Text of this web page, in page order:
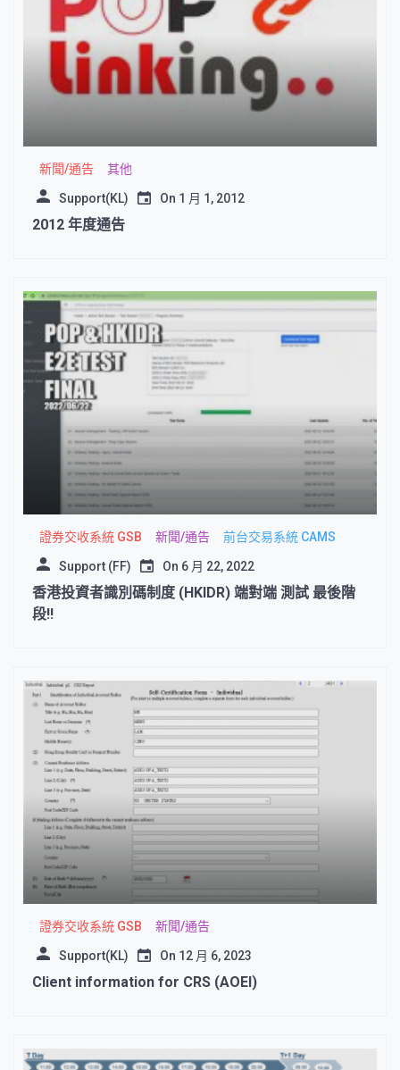
新聞/通告 其他
Support(KL) On 1 月 1, 2012
2012 年度通告
證券交收系統 GSB 新聞/通告 前台交易系統 CAMS
Support (FF) On 6 月 22, 2022
香港投資者識別碼制度 (HKIDR) 端對端 測試 最後階
段!!
證券交收系統 GSB 新聞/通告
Support(KL) On 12 月 6, 2023
Client information for CRS (AOEI)